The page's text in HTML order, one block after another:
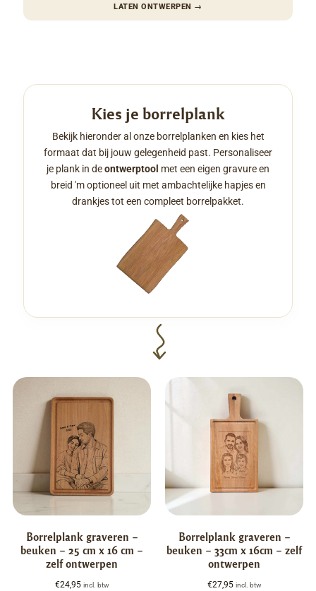
LATEN ONTWERPEN →
Kies je borrelplank
Bekijk hieronder al onze borrelplanken en kies het
formaat dat bij jouw gelegenheid past. Personaliseer
je plank in deontwerptool met een eigen gravure en
breid 'm optioneel uit met ambachtelijke hapjes en
drankjes tot een compleet borrelpakket.
Borrelplank graveren –
beuken – 25 cm x 16 cm –
zelf ontwerpen
€24,95 incl. btw
Borrelplank graveren –
beuken – 33cm x 16cm – zelf
ontwerpen
€27,95 incl. btw